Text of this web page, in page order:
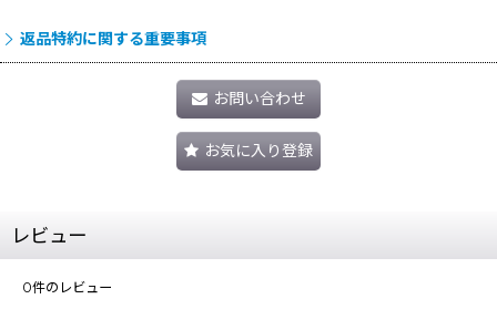
返品特約に関する重要事項
お問い合わせ
お気に入り登録
レビュー
0件のレビュー